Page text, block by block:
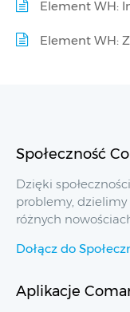
Element WH:
Element WH:
Społeczność
Dzięki
problemy,
różnych
Dołącz do
Aplikacje